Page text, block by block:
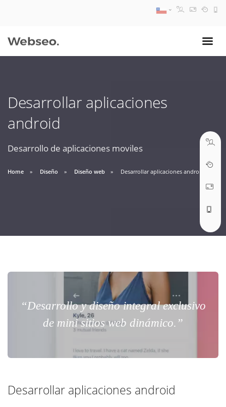
Desarrollar aplicaciones
android
Desarrollo de aplicaciones moviles
Home Diseño Diseño web Desarrollar aplicaciones android
“Desarrollo y diseño integral exclusivo
de mini sitios web dinámico.”
Desarrollar aplicaciones android
09:30 AM A 18:30 PM
ABRIR TICKET